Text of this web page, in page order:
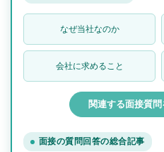
なぜ当社なのか
会社に求めること
関連する面接質
面接の質問回答の総合記事